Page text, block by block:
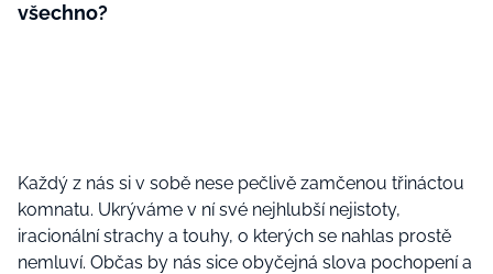
všechno?
Každý z nás si v sobě nese pečlivě zamčenou třináctou
komnatu. Ukrýváme v ní své nejhlubší nejistoty,
iracionální strachy a touhy, o kterých se nahlas prostě
nemluví. Občas by nás sice obyčejná slova pochopení a